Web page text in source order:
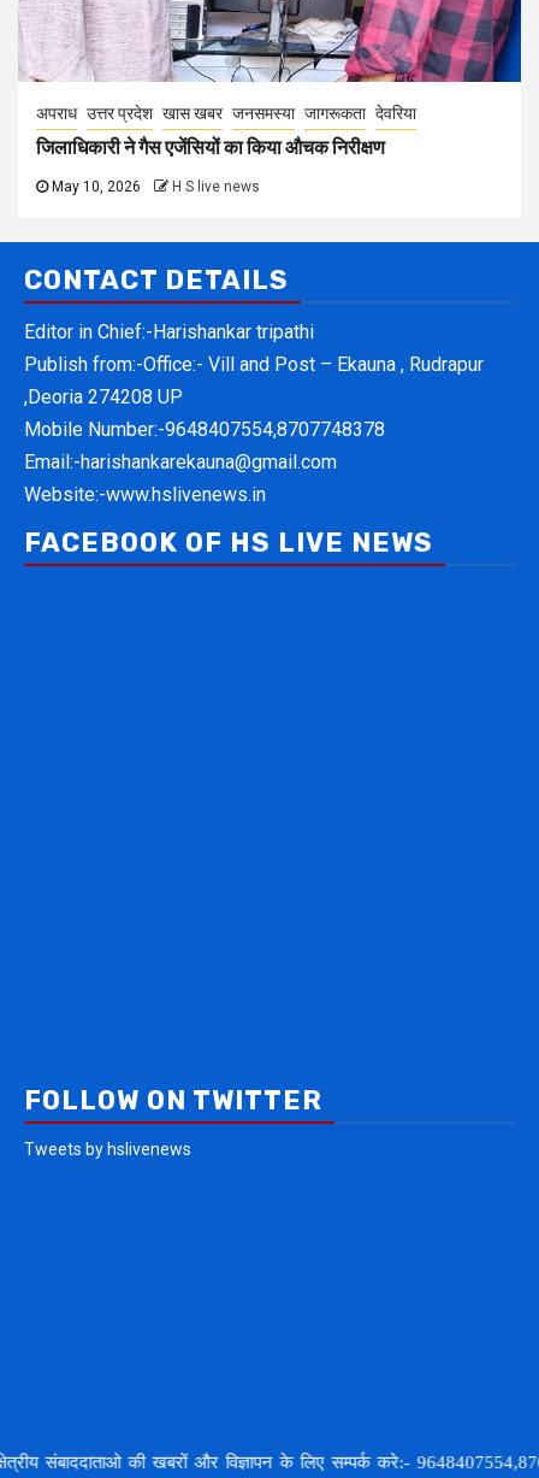
अपराध उत्तर प्रदेश खास खबर जनसमस्या जागरूकता देवरिया
जिलाधिकारी ने गैस एजेंसियों का किया औचक निरीक्षण
May 10, 2026 H S live news
CONTACT DETAILS
Editor in Chief:-Harishankar tripathi
Publish from:-Office:- Vill and Post – Ekauna , Rudrapur
,Deoria 274208 UP
Mobile Number:-9648407554,8707748378
Email:-harishankarekauna@gmail.com
Website:-www.hslivenews.in
FACEBOOK OF HS LIVE NEWS
FOLLOW ON TWITTER
Tweets by hslivenews
की खबरों और विज्ञापन के लिए सम्पर्क करे:-